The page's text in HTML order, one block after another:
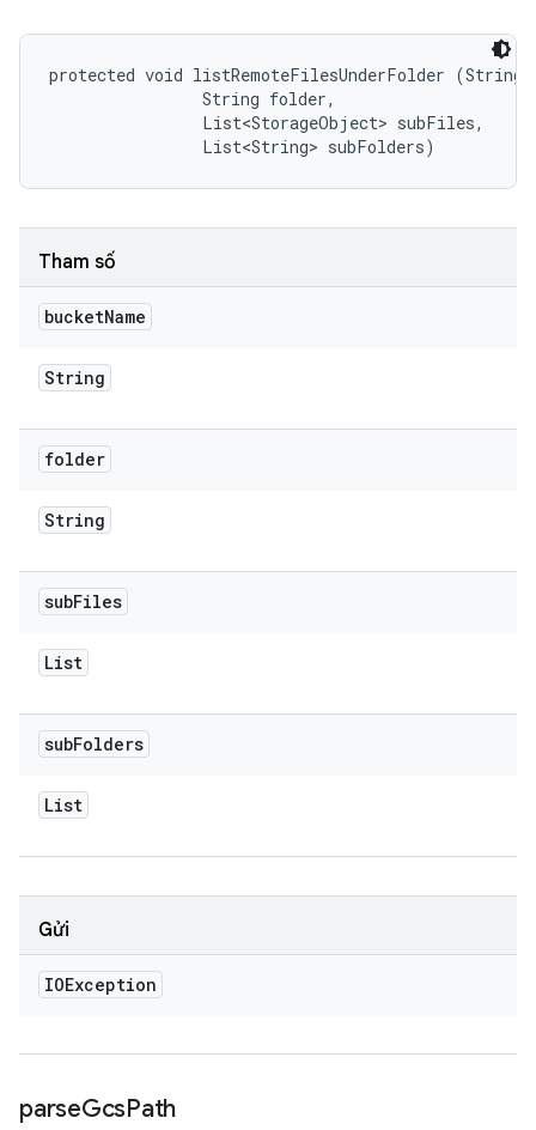
protected void listRemoteFilesUnderFolder (String
                String folder,
                List<StorageObject> subFiles,
                List<String> subFolders)
Tham số
bucketName
String
folder
String
subFiles
List
subFolders
List
Gửi
IOException
parseGcsPath